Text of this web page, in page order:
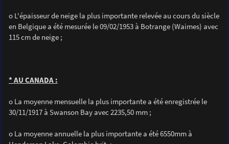
o L'épaisseur de neige la plus importante relevée au cours du siècle
en Belgique a été mesurée le 09/02/1953 à Botrange (Waimes) avec
115 cm de neige ;
* AU CANADA :
o La moyenne mensuelle la plus importante a été enregistrée le
30/11/1917 à Swanson Bay avec 2235,50 mm ;
o La moyenne annuelle la plus importante a été 6550mm à